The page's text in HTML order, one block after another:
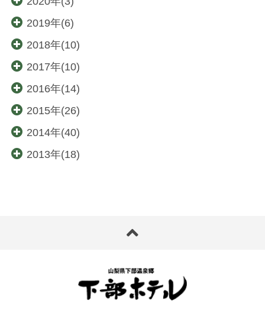
2019年(6)
2018年(10)
2017年(10)
2016年(14)
2015年(26)
2014年(40)
2013年(18)